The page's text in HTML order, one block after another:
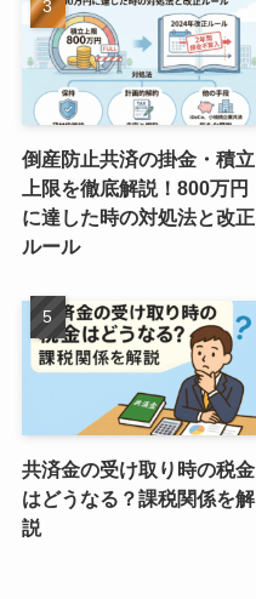
倒産防止共済の掛金・積立
上限を徹底解説！800万円
に達した時の対処法と改正
ルール
共済金の受け取り時の税金
はどうなる？課税関係を解
説